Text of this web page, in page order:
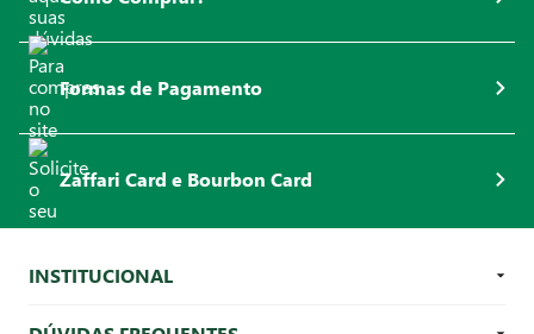
Formas de Pagamento
Zaffari Card e Bourbon Card
INSTITUCIONAL